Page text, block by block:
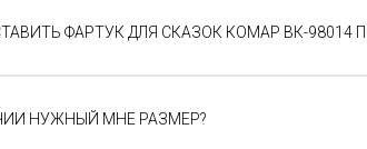
ФАРТУК ДЛЯ СКАЗОК КОМАР ВК-98014
НУЖНЫЙ МНЕ РАЗМЕР?